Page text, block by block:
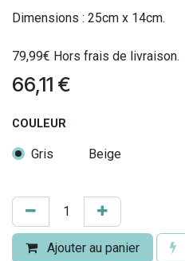
Dimensions : 25cm x 14cm.
79,99€ Hors frais de livraison.
66,11 €
COULEUR
Gris Beige
Ajouter au panier